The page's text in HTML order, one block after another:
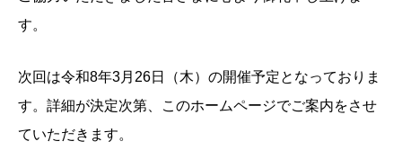
す。
次回は令和8年3月26日（木）の開催予定となっておりま
す。詳細が決定次第、このホームページでご案内をさせ
ていただきます。